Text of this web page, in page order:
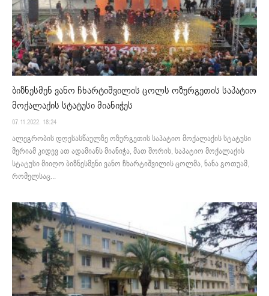
ბიზნესმენ ვანო ჩხარტიშვილის ცოლს ოზურგეთის საპატიო
მოქალაქის სტატუსი მიანიჭეს
07.11.2022. 18:24
ალეგრობის დღესასწაულზე ოზურგეთის საპატიო მოქალაქის სტატუსი
მერიამ კიდევ ათ ადამიანს მიანიჭა, მათ შორის, საპატიო მოქალაქის
სტატუსი მიიღო ბიზნესმენი ვანო ჩხარტიშვილის ცოლმა, ნანა გოთუამ,
რომელსაც...